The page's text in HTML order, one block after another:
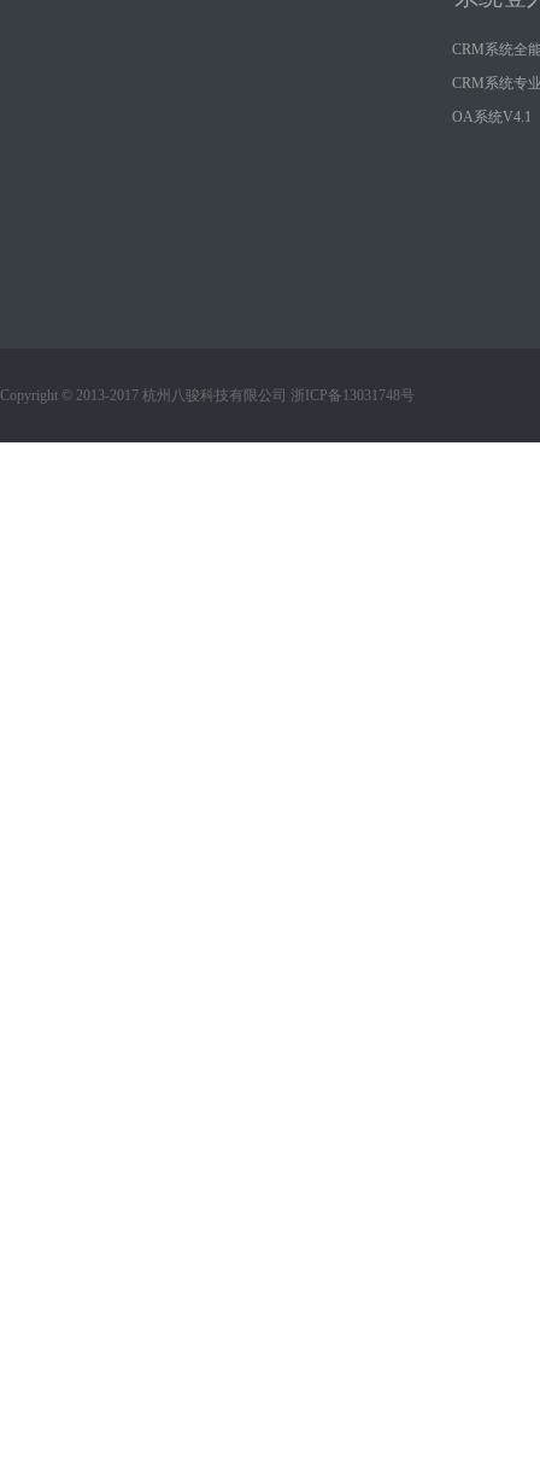
CRM系统全
CRM系统专
OA系统V4.1
Copyright © 2013-2017 杭州八骏科技有限公司 浙ICP备13031748号